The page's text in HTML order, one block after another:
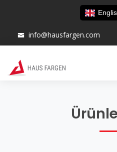
info@hausfargen.com